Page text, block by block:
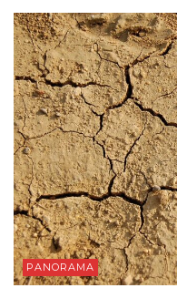
PANORAMA